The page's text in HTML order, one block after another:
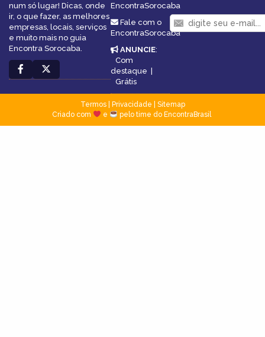
num só lugar! Dicas, onde
ir, o que fazer, as melhores
empresas, locais, serviços
e muito mais no guia
Encontra Sorocaba.
EncontraSorocaba
Fale com o
EncontraSorocaba
ANUNCIE:
Com
destaque |
Grátis
Termos| Privacidade
Sitemap
Criado com
e pelo time do EncontraBrasil